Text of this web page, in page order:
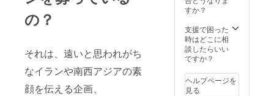
の？
それは、遠いと思われがち
なイランや南西アジアの素
顔を伝える企画、
レズマー。
音楽の推薦
は常時歓
迎。
すか？
支援で困った
時はどこに相
談したらいい
ですか？
ヘルプページを
見る